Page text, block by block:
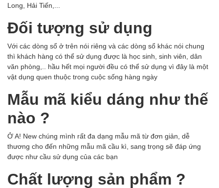
Long, Hải Tiến,...
Đối tượng sử dụng
Với các dòng sổ ở trên nói riêng và các dòng sổ khác nói chung
thì khách hàng có thể sử dụng được là học sinh, sinh viên, dân
văn phòng,.. hầu hết mọi người đều có thể sử dụng vì đây là một
vật dụng quen thuộc trong cuộc sống hàng ngày
Mẫu mã kiểu dáng như thế
nào ?
Ở A! New chúng mình rất đa dạng mẫu mã từ đơn giản, dễ
thương cho đến những mẫu mã cầu kì, sang trọng sẽ đáp ứng
được như cầu sử dụng của các bạn
Chất lượng sản phẩm ?